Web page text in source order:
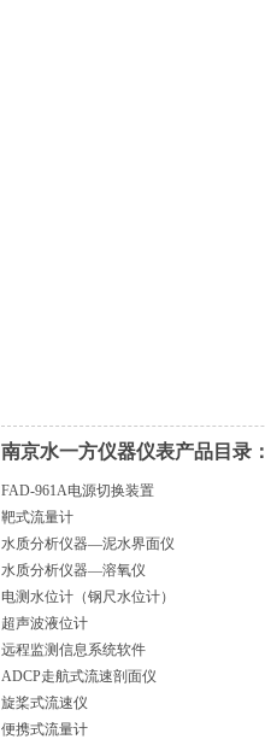
南京水一方仪器仪表产品目录：
FAD-961A电源切换装置
靶式流量计
水质分析仪器—泥水界面仪
水质分析仪器—溶氧仪
电测水位计（钢尺水位计）
超声波液位计
远程监测信息系统软件
ADCP走航式流速剖面仪
旋桨式流速仪
便携式流量计